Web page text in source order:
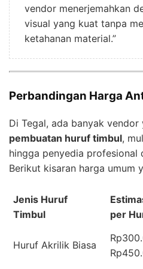
vendor menerjemahkan
visual yang kuat tanpa
ketahanan material.”
Perbandingan Harga
Di Tegal, ada banyak vendor
pembuatan huruf timbul,
hingga penyedia profesional
Berikut kisaran harga umum
Jenis Huruf
Timbul
per
Huruf Akrilik Biasa